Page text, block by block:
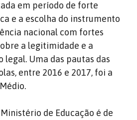
em período de forte
e a escolha do instrumento
nacional com fortes
a legitimidade e a
legal. Uma das pautas das
entre 2016 e 2017, foi a
de Educação é de